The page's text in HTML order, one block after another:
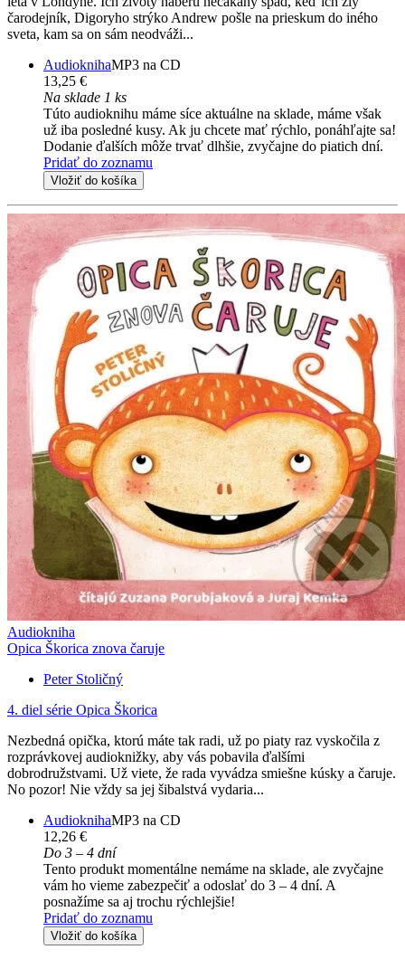
čarodejník, Digoryho strýko Andrew pošle na prieskum do iného
sveta, kam sa on sám neodváži...
AudioknihaMP3 na CD
13,25 €
Na sklade 1 ks
Túto audioknihu máme síce aktuálne na sklade, máme však
už iba posledné kusy. Ak ju chcete mať rýchlo, ponáhľajte sa!
Dodanie ďalších môže trvať dlhšie, zvyčajne do piatich dní.
Pridať do zoznamu
Vložiť do košíka
Audiokniha
Opica Škorica znova čaruje
Peter Stoličný
4. diel série Opica Škorica
Nezbedná opička, ktorú máte tak radi, už po piaty raz vyskočila z
rozprávkovej audioknižky, aby vás pobavila ďalšími
dobrodružstvami. Už viete, že rada vyvádza smiešne kúsky a čaruje.
No pozor! Nie vždy sa jej šibalstvá vydaria...
AudioknihaMP3 na CD
12,26 €
Do 3 – 4 dní
Tento produkt momentálne nemáme na sklade, ale zvyčajne
vám ho vieme zabezpečiť a odoslať do 3 – 4 dní. A
posnažíme sa aj trochu rýchlejšie!
Pridať do zoznamu
Vložiť do košíka